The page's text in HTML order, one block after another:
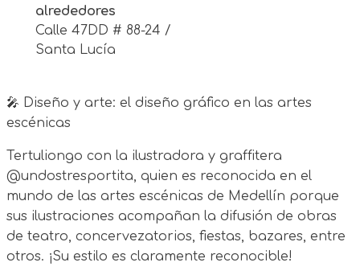
alrededores
Calle 47DD # 88-24 /
Santa Lucía
🎤 Diseño y arte: el diseño gráfico en las artes
escénicas
Tertuliongo con la ilustradora y graffitera
@undostresportita, quien es reconocida en el
mundo de las artes escénicas de Medellín porque
sus ilustraciones acompañan la difusión de obras
de teatro, concervezatorios, fiestas, bazares, entre
otros. ¡Su estilo es claramente reconocible!